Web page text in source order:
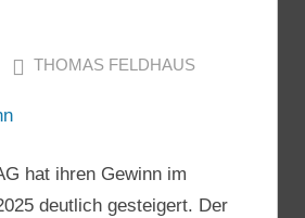
THOMAS FELDHAUS
hat ihren Gewinn im
deutlich gesteigert. Der